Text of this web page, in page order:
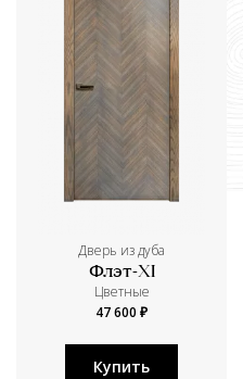
Дверь из дуба
Флэт-XI
Цветные
47 600 ₽
Купить